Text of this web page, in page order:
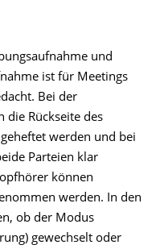
und
ist für Meetings
Bei der
die Rückseite des
werden und bei
Parteien klar
können
werden. In den
ob der Modus
gewechselt oder